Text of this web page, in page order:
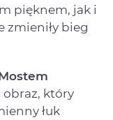
pięknem, jak i
zmieniły bieg
obraz, który
łuk